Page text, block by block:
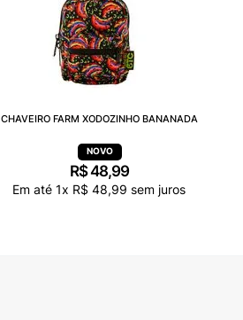
CHAVEIRO FARM XODOZINHO BANANADA
R$48,99
Em até 1x R$ 48,99 sem juros